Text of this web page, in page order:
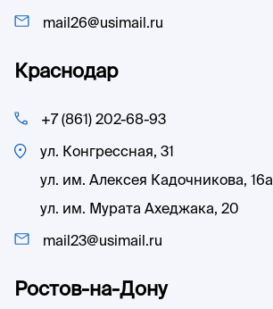
mail26@usimail.ru
Краснодар
+7 (861) 202-68-93
ул. Конгрессная, 31
ул. им. Алексея Кадочникова, 16а
ул. им. Мурата Ахеджака, 20
mail23@usimail.ru
Ростов-на-Дону